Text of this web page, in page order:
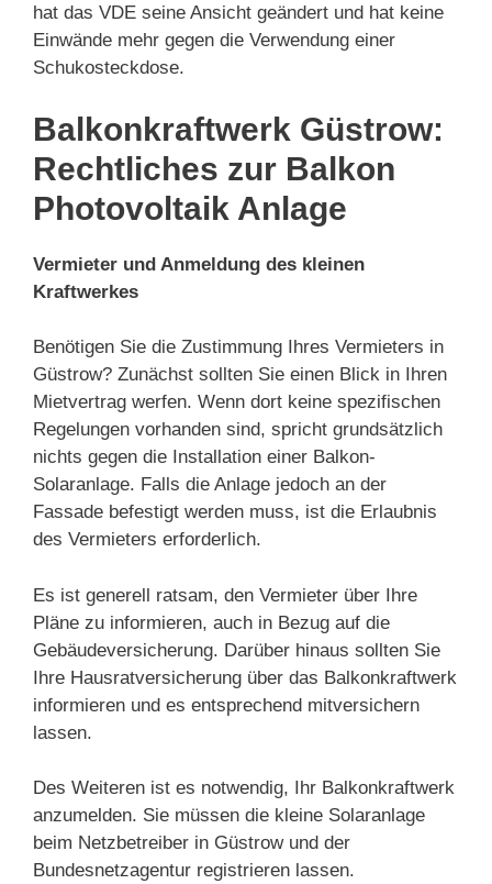
hat das VDE seine Ansicht geändert und hat keine
Einwände mehr gegen die Verwendung einer
Schukosteckdose.
Balkonkraftwerk Güstrow:
Rechtliches zur Balkon
Photovoltaik Anlage
Vermieter und Anmeldung des kleinen
Kraftwerkes
Benötigen Sie die Zustimmung Ihres Vermieters in
Güstrow? Zunächst sollten Sie einen Blick in Ihren
Mietvertrag werfen. Wenn dort keine spezifischen
Regelungen vorhanden sind, spricht grundsätzlich
nichts gegen die Installation einer Balkon-
Solaranlage. Falls die Anlage jedoch an der
Fassade befestigt werden muss, ist die Erlaubnis
des Vermieters erforderlich.
Es ist generell ratsam, den Vermieter über Ihre
Pläne zu informieren, auch in Bezug auf die
Gebäudeversicherung. Darüber hinaus sollten Sie
Ihre Hausratversicherung über das Balkonkraftwerk
informieren und es entsprechend mitversichern
lassen.
Des Weiteren ist es notwendig, Ihr Balkonkraftwerk
anzumelden. Sie müssen die kleine Solaranlage
beim Netzbetreiber in Güstrow und der
Bundesnetzagentur registrieren lassen.